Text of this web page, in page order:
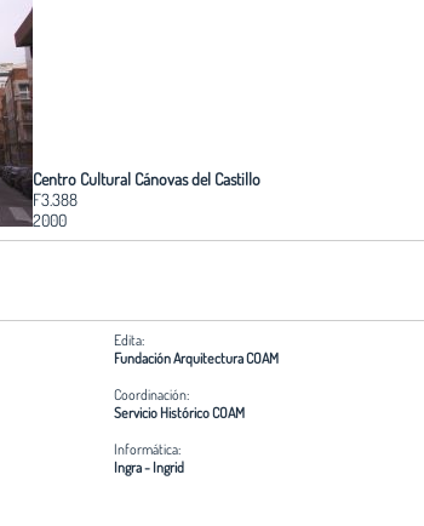
Centro Cultural Cánovas del Castillo
F3.388
2000
Edita:
Fundación Arquitectura COAM
Coordinación:
Servicio Histórico COAM
Informática:
Ingra - Ingrid